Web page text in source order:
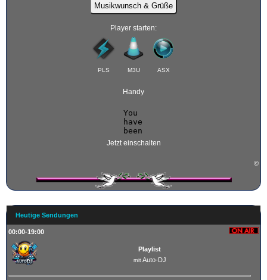
Musikwunsch & Grüße
Player starten:
PLS M3U ASX
Handy
Jetzt einschalten
©
Heutige Sendungen
00:00-19:00
Playlist
mitAuto-DJ